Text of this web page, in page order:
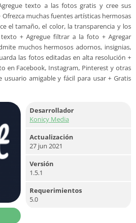
texto a las fotos gratis y cree sus
muchas fuentes artísticas hermosas
el tamaño, el color, la transparencia y los
+ Agregue filtrar a la foto + Agregar
muchos hermosos adornos, insignias,
las fotos editadas en alta resolución +
en Facebook, Instagram, Pinterest y otras
usuario amigable y fácil para usar + Gratis
Desarrollador
Konicy Media
Actualización
27 jun 2021
Versión
1.5.1
Requerimientos
5.0